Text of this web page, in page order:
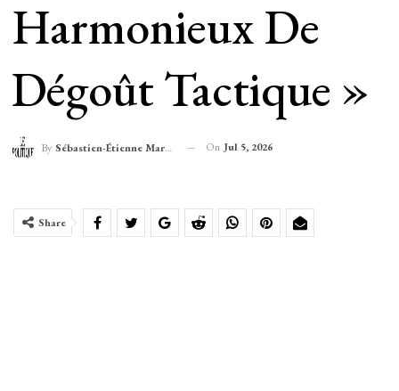
Harmonieux De
Dégoût Tactique »
By Sébastien-Étienne Marechal On Jul 5, 2026
Share